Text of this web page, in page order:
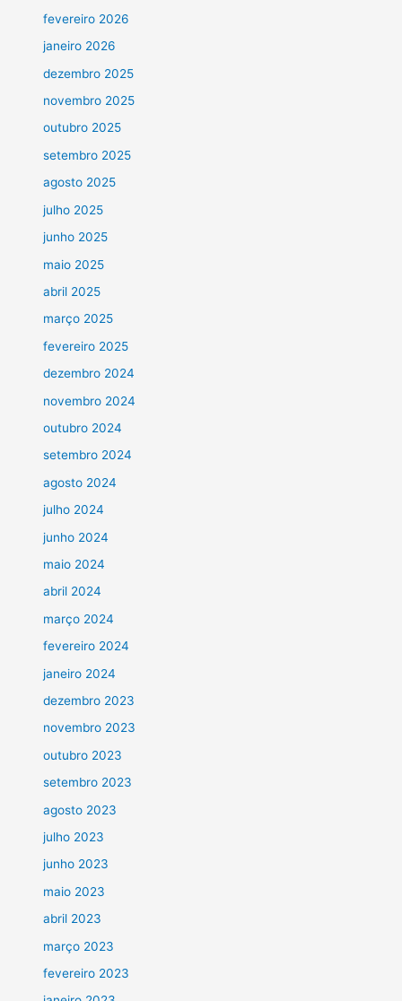
fevereiro 2026
janeiro 2026
dezembro 2025
novembro 2025
outubro 2025
setembro 2025
agosto 2025
julho 2025
junho 2025
maio 2025
abril 2025
março 2025
fevereiro 2025
dezembro 2024
novembro 2024
outubro 2024
setembro 2024
agosto 2024
julho 2024
junho 2024
maio 2024
abril 2024
março 2024
fevereiro 2024
janeiro 2024
dezembro 2023
novembro 2023
outubro 2023
setembro 2023
agosto 2023
julho 2023
junho 2023
maio 2023
abril 2023
março 2023
fevereiro 2023